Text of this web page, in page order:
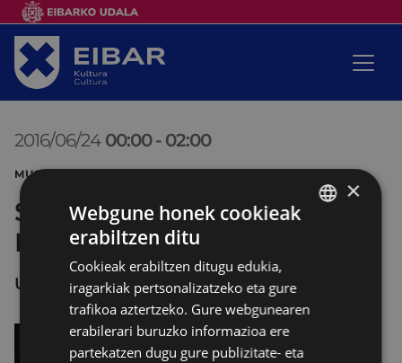
2016/06/24 00:00 - 02:00
MUSIKA SANJUANAK 2016 KALEJIRA
San Juan Kantua eta
Danborradaren Alardea
UNTZAGA
×
Webgune honek cookieak
erabiltzen ditu
Cookieak erabiltzen ditugu edukia,
iragarkiak pertsonalizatzeko eta gure
trafikoa aztertzeko. Gure webgunearen
erabilerari buruzko informazioa ere
partekatzen dugu gure publizitate- eta